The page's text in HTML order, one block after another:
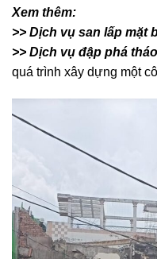
Xem thêm:
>> Dịch vụ san lấp mặt
>> Dịch vụ đập phá
quá trình xây dựng một